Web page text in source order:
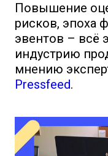
Повышение
рисков, эпоха
эвентов – всё
индустрию
мнению
Pressfeed.